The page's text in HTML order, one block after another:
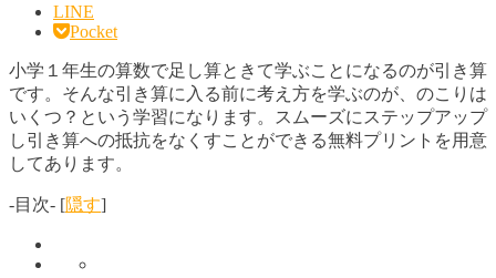
LINE
Pocket
小学１年生の算数で足し算ときて学ぶことになるのが引き算
です。そんな引き算に入る前に考え方を学ぶのが、のこりは
いくつ？という学習になります。スムーズにステップアップ
し引き算への抵抗をなくすことができる無料プリントを用意
してあります。
-目次- [隠す]